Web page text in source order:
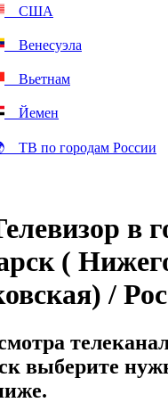
США
Венесуэла
Вьетнам
Йемен
ТВ по городам России
в
(
/
выберите